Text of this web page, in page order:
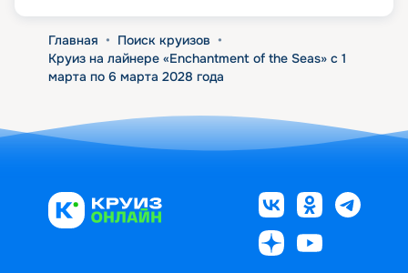
Главная • Поиск круизов •
Круиз на лайнере «Enchantment of the Seas» с 1
марта по 6 марта 2028 года